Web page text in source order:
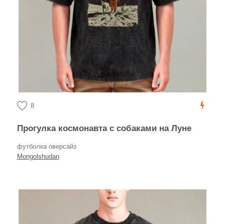
8
Прогулка космонавта с собаками на Луне
футболка оверсайз
Mongolshudan